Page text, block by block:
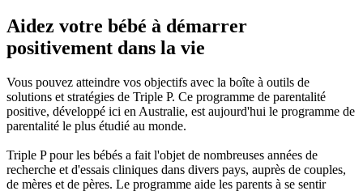
Aidez votre bébé à démarrer
positivement dans la vie
Vous pouvez atteindre vos objectifs avec la boîte à outils de
solutions et stratégies de Triple P. Ce programme de parentalité
positive, développé ici en Australie, est aujourd'hui le programme de
parentalité le plus étudié au monde.
Triple P pour les bébés a fait l'objet de nombreuses années de
recherche et d'essais cliniques dans divers pays, auprès de couples,
de mères et de pères. Le programme aide les parents à se sentir